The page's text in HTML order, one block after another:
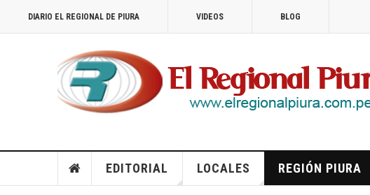
DIARIO EL REGIONAL DE PIURA VIDEOS BLOG
EDITORIAL LOCALES REGIÓN PIURA